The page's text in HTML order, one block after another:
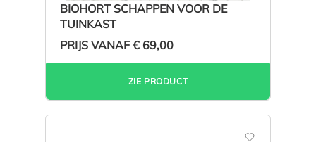
BIOHORT SCHAPPEN VOOR DE
TUINKAST
PRIJS VANAF € 69,00
ZIE PRODUCT